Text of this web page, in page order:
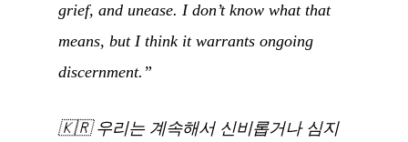
grief, and unease. I don’t know what that
means, but I think it warrants ongoing
discernment.”
🇰🇷우리는 계속해서 신비롭거나 심지